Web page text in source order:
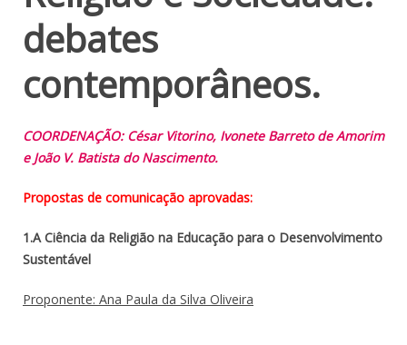
debates
contemporâneos.
COORDENAÇÃO: César Vitorino, Ivonete Barreto de Amorim
e João V. Batista do Nascimento.
Propostas de comunicação aprovadas:
1.A Ciência da Religião na Educação para o Desenvolvimento
Sustentável
Proponente: Ana Paula da Silva Oliveira